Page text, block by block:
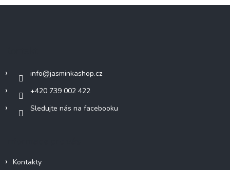
info@jasminkashop.cz
+420 739 002 422
Sledujte nás na facebooku
Kontakty